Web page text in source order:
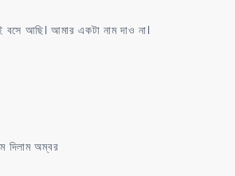
বসে আছি। আমার একটা নাম দাও না।
দিলাম অম্বর